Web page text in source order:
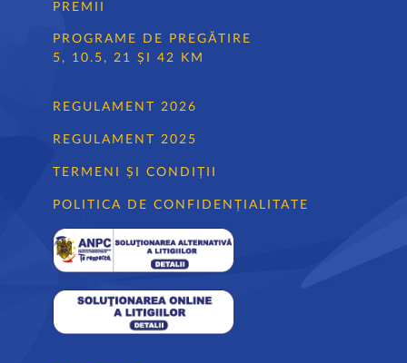
PREMII
PROGRAME DE PREGĂTIRE
5, 10.5, 21 ȘI 42 KM
REGULAMENT 2026
REGULAMENT 2025
TERMENI ȘI CONDIȚII
POLITICA DE CONFIDENȚIALITATE